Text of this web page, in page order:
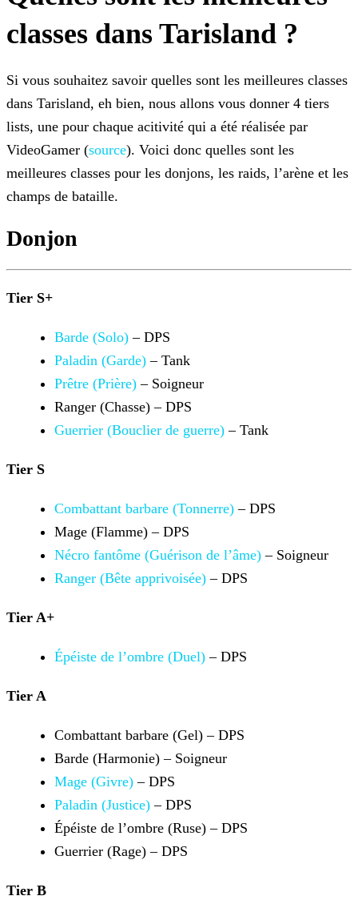
classes dans Tarisland ?
Si vous souhaitez savoir quelles sont les meilleures classes
dans Tarisland, eh bien, nous allons vous donner 4 tiers
lists, une pour chaque acitivité qui a été réalisée par
VideoGamer (source). Voici donc quelles sont les
meilleures classes pour les donjons, les raids, l’arène et les
champs de bataille.
Donjon
Tier S+
Barde (Solo) – DPS
Paladin (Garde) – Tank
Prêtre (Prière) – Soigneur
Ranger (Chasse) – DPS
Guerrier (Bouclier de guerre) – Tank
Tier S
Combattant barbare (Tonnerre) – DPS
Mage (Flamme) – DPS
Nécro fantôme (Guérison de l’âme) – Soigneur
Ranger (Bête apprivoisée) – DPS
Tier A+
Épéiste de l’ombre (Duel) – DPS
Tier A
Combattant barbare (Gel) – DPS
Barde (Harmonie) – Soigneur
Mage (Givre) – DPS
Paladin (Justice) – DPS
Épéiste de l’ombre (Ruse) – DPS
Guerrier (Rage) – DPS
Tier B